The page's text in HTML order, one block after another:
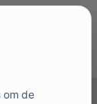
om de